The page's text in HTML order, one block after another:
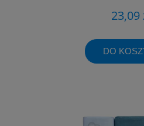
23,09
DO